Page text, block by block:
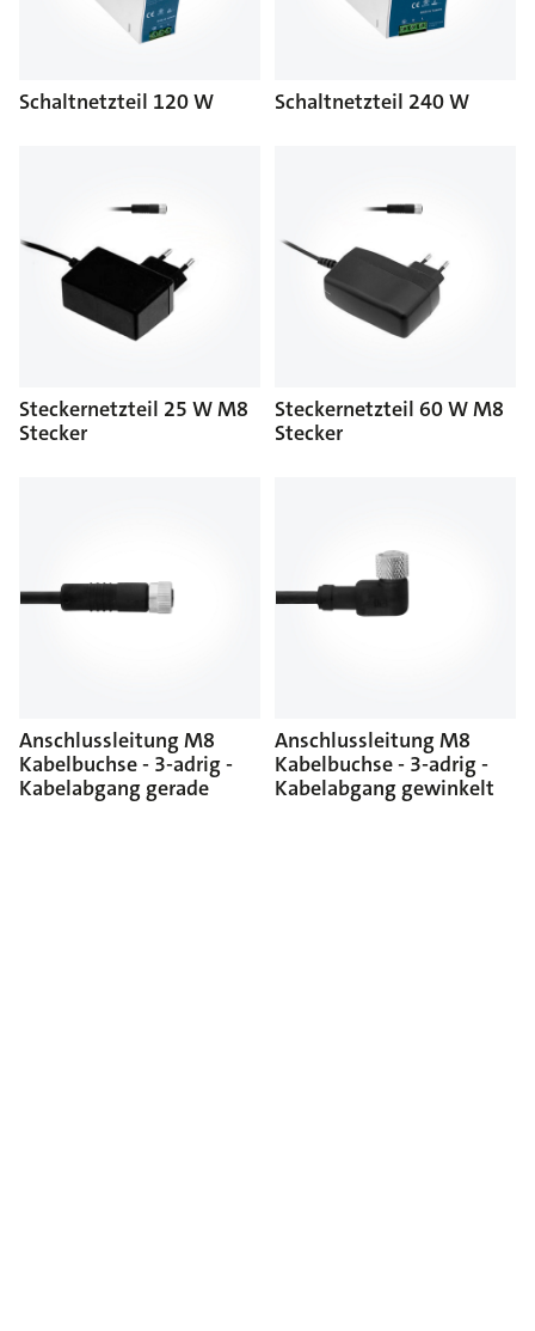
Schaltnetzteil 120 W Schaltnetzteil 240 W
Steckernetzteil 25 W M8
Stecker
Steckernetzteil 60 W M8
Stecker
Anschlussleitung M8
Kabelbuchse - 3-adrig -
Kabelabgang gerade
Anschlussleitung M8
Kabelbuchse - 3-adrig -
Kabelabgang gewinkelt